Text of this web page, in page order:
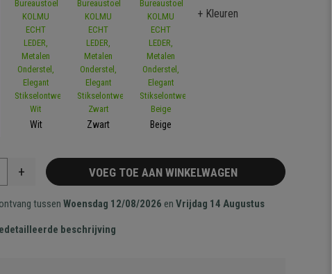
Wit Zwart Beige
+ Kleuren
+ VOEG TOE AAN WINKELWAGEN
tussenWoensdag 12/08/2026 enVrijdag 14 Augustus
beschrijving